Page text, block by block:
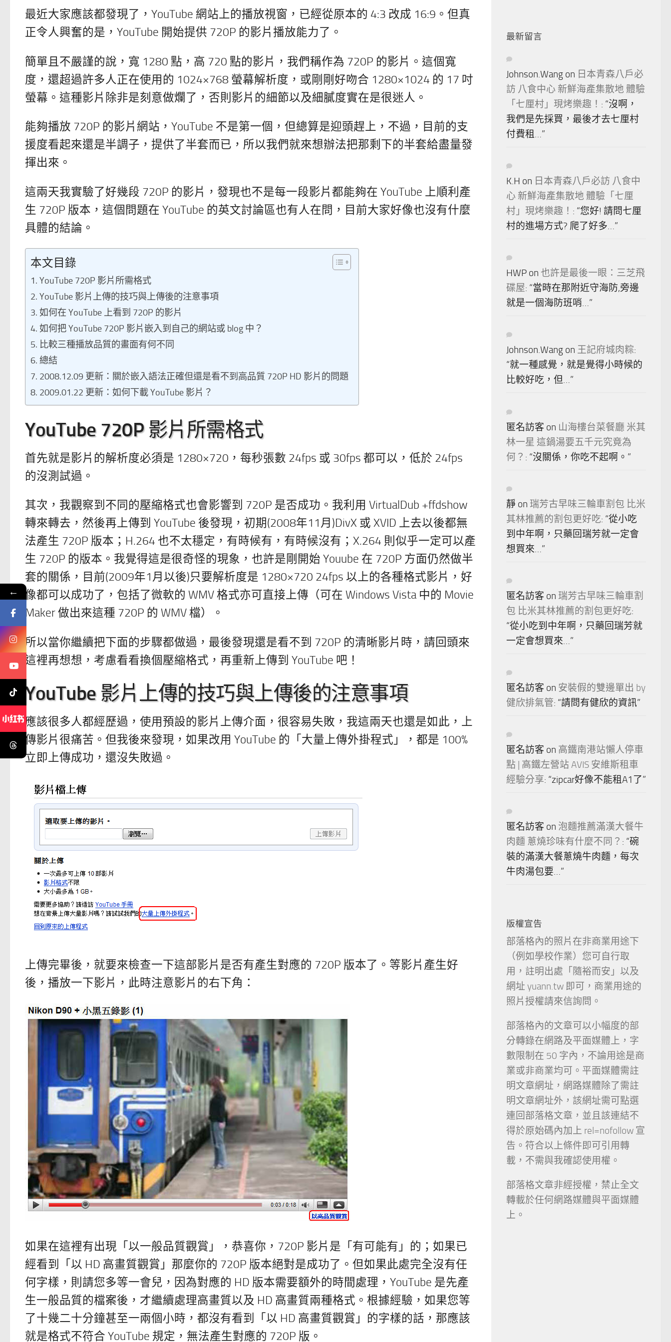
最近大家應該都發現了，YouTube 網站上的播放視窗，已經從原本的 4:3 改成 16:9。但真
正令人興奮的是，YouTube 開始提供 720P 的影片播放能力了。
簡單且不嚴謹的說，寬 1280 點，高 720 點的影片，我們稱作為 720P 的影片。這個寬
度，還超過許多人正在使用的 1024×768 螢幕解析度，或剛剛好吻合 1280×1024 的 17 吋
螢幕。這種影片除非是刻意做爛了，否則影片的細節以及細膩度實在是很迷人。
能夠播放 720P 的影片網站，YouTube 不是第一個，但總算是迎頭趕上，不過，目前的支
援度看起來還是半調子，提供了半套而已，所以我們就來想辦法把那剩下的半套給盡量發
揮出來。
這兩天我實驗了好幾段 720P 的影片，發現也不是每一段影片都能夠在 YouTube 上順利產
生 720P 版本，這個問題在 YouTube 的英文討論區也有人在問，目前大家好像也沒有什麼
具體的結論。
本文目錄
YouTube 720P 影片所需格式
YouTube 影片上傳的技巧與上傳後的注意事項
如何在 YouTube 上看到 720P 的影片
如何把 YouTube 720P 影片嵌入到自己的網站或 blog 中？
比較三種播放品質的畫面有何不同
總結
2008.12.09 更新：關於嵌入語法正確但還是看不到高品質 720P HD 影片的問題
2009.01.22 更新：如何下載 YouTube 影片？
YouTube 720P 影片所需格式
首先就是影片的解析度必須是 1280×720，每秒張數 24fps 或 30fps 都可以，低於 24fps
的沒測試過。
其次，我觀察到不同的壓縮格式也會影響到 720P 是否成功。我利用 VirtualDub +ffdshow
轉來轉去，然後再上傳到 YouTube 後發現，初期(2008年11月)DivX 或 XVID 上去以後都無
法產生 720P 版本；H.264 也不太穩定，有時候有，有時候沒有；X.264 則似乎一定可以產
生 720P 的版本。我覺得這是很奇怪的現象，也許是剛開始 Youube 在 720P 方面仍然做半
套的關係，目前(2009年1月以後)只要解析度是 1280×720 24fps 以上的各種格式影片，好
像都可以成功了，包括了微軟的 WMV 格式亦可直接上傳（可在 Windows Vista 中的 Movie
Maker 做出來這種 720P 的 WMV 檔）。
所以當你繼續把下面的步驟都做過，最後發現還是看不到 720P 的清晰影片時，請回頭來
這裡再想想，考慮看看換個壓縮格式，再重新上傳到 YouTube 吧！
YouTube 影片上傳的技巧與上傳後的注意事項
應該很多人都經歷過，使用預設的影片上傳介面，很容易失敗，我這兩天也還是如此，上
傳影片很痛苦。但我後來發現，如果改用 YouTube 的「大量上傳外掛程式」，都是 100%
立即上傳成功，還沒失敗過。
上傳完畢後，就要來檢查一下這部影片是否有產生對應的 720P 版本了。等影片產生好
後，播放一下影片，此時注意影片的右下角：
如果在這裡有出現「以一般品質觀賞」，恭喜你，720P 影片是「有可能有」的；如果已
經看到「以 HD 高畫質觀賞」那麼你的 720P 版本絕對是成功了。但如果此處完全沒有任
何字樣，則請您多等一會兒，因為對應的 HD 版本需要額外的時間處理，YouTube 是先產
生一般品質的檔案後，才繼續處理高畫質以及 HD 高畫質兩種格式。根據經驗，如果您等
了十幾二十分鐘甚至一兩個小時，都沒有看到「以 HD 高畫質觀賞」的字樣的話，那應該
就是格式不符合 YouTube 規定，無法產生對應的 720P 版。
最新留言
Johnson.Wang on 日本青森八戶必
訪 八食中心 新鮮海產集散地 體驗
「七厘村」現烤樂趣！ : “沒啊，
我們是先採買，最後才去七厘村
付費租…”
K.H on 日本青森八戶必訪 八食中
心 新鮮海產集散地 體驗「七厘
村」現烤樂趣！ : “您好! 請問七厘
村的進場方式? 爬了好多…”
HWP on 也許是最後一眼：三芝飛
碟屋: “當時在那附近守海防,旁邊
就是一個海防班哨…”
Johnson.Wang on 王記府城肉粽:
“就一種感覺，就是覺得小時候的
比較好吃，但…”
匿名訪客 on 山海樓台菜餐廳 米其
林一星 這鍋湯要五千元究竟為
何？ : “沒關係，你吃不起啊。 ”
靜 on 瑞芳古早味三輪車割包 比米
其林推薦的割包更好吃: “從小吃
到中年啊，只藥回瑞芳就一定會
想買來…”
匿名訪客 on 瑞芳古早味三輪車割
包 比米其林推薦的割包更好吃:
“從小吃到中年啊，只藥回瑞芳就
一定會想買來…”
匿名訪客 on 安裝假的雙邊單出 by
健欣排氣管: “請問有健欣的資訊”
匿名訪客 on 高鐵南港站懶人停車
點 | 高鐵左營站 AVIS 安維斯租車
經驗分享: “zipcar好像不能租A1了”
匿名訪客 on 泡麵推薦滿漢大餐牛
肉麵 蔥燒珍味有什麼不同？ : “碗
裝的滿漢大餐蔥燒牛肉麵，每次
牛肉湯包要…”
版權宣告
部落格內的照片在非商業用途下
（例如學校作業）您可自行取
用，註明出處「隨裕而安」以及
網址 yuann.tw 即可，商業用途的
照片授權請來信詢問。
部落格內的文章可以小幅度的部
分轉錄在網路及平面媒體上，字
數限制在 50 字內，不論用途是商
業或非商業均可。平面媒體需註
明文章網址，網路媒體除了需註
明文章網址外，該網址需可點選
連回部落格文章，並且該連結不
得於原始碼內加上 rel=nofollow 宣
告。符合以上條件即可引用轉
載，不需與我確認使用權。
部落格文章非經授權，禁止全文
轉載於任何網路媒體與平面媒體
上。
←